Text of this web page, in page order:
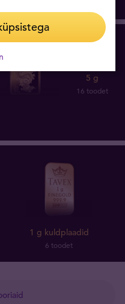
5 g
16 toodet
1 g kuldplaadid
6 toodet